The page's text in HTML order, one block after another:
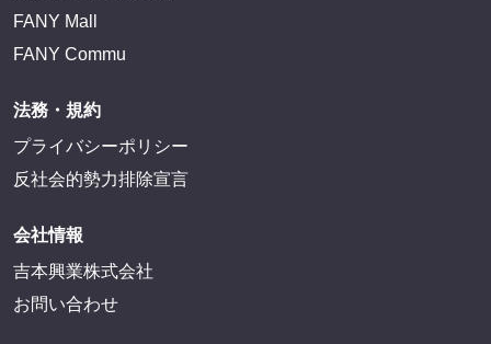
FANY Mall
FANY Commu
法務・規約
プライバシーポリシー
反社会的勢力排除宣言
会社情報
吉本興業株式会社
お問い合わせ